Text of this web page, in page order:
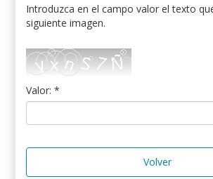
Introduzca en el campo valor el texto
siguiente imagen.
Valor: *
Volver